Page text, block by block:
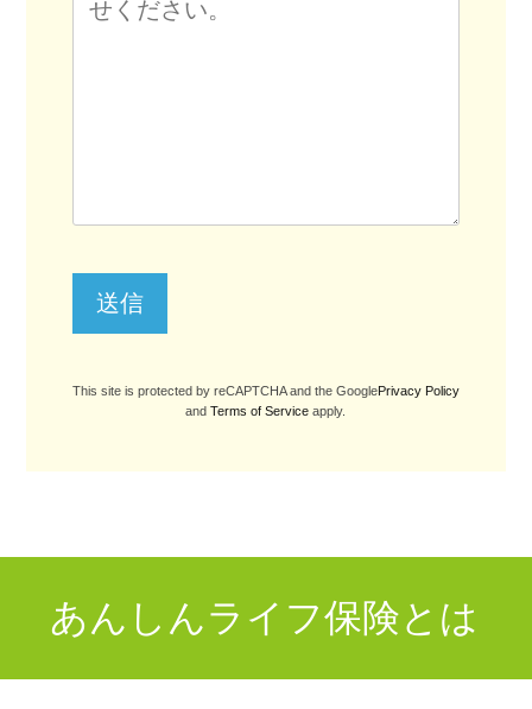
This site is protected by reCAPTCHA and the GooglePrivacy Policy
andTerms of Service apply.
あんしんライフ保険とは